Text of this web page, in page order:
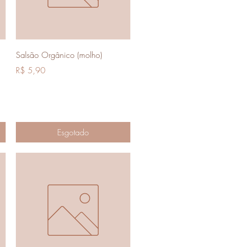
Visualização rápida
Salsão Orgânico (molho)
Preço
R$ 5,90
Esgotado